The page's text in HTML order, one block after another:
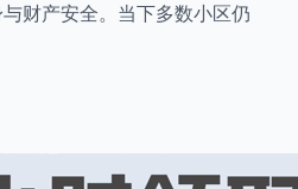
财产安全。当下多数小区仍